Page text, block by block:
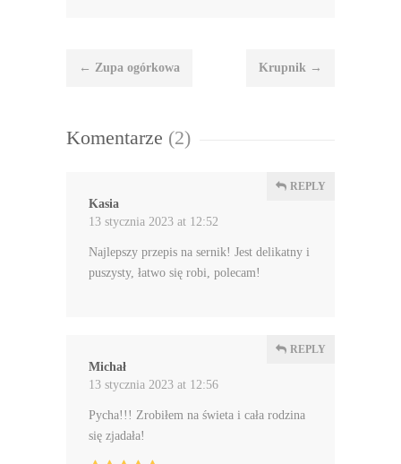
Nawigacja
← Zupa ogórkowa Krupnik →
Komentarze (2)
Kasia
13 stycznia 2023 at 12:52
REPLY
Najlepszy przepis na sernik! Jest delikatny i
puszysty, łatwo się robi, polecam!
Michał
13 stycznia 2023 at 12:56
REPLY
Pycha!!! Zrobiłem na świeta i cała rodzina
się zjadała!